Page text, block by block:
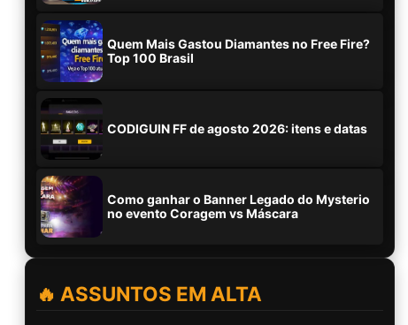
Quem Mais Gastou Diamantes no Free Fire?
Top 100 Brasil
CODIGUIN FF de agosto 2026: itens e datas
Como ganhar o Banner Legado do Mysterio
no evento Coragem vs Máscara
🔥 ASSUNTOS EM ALTA